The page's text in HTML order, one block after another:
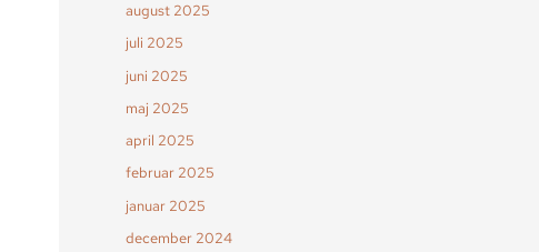
august 2025
juli 2025
juni 2025
maj 2025
april 2025
februar 2025
januar 2025
december 2024